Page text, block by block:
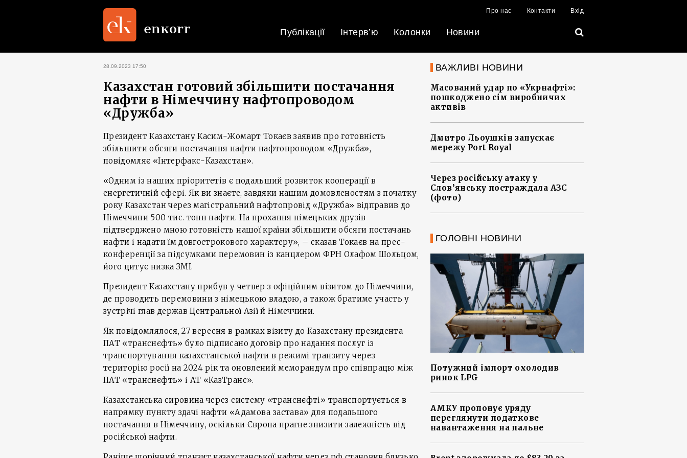
Про нас Контакти Вхід
Публікації Інтерв’ю Колонки Новини
28.09.2023 17:50
Казахстан готовий збільшити постачання
нафти в Німеччину нафтопроводом
«Дружба»
Президент Казахстану Касим-Жомарт Токаєв заявив про готовність
збільшити обсяги постачання нафти нафтопроводом «Дружба»,
повідомляє «Інтерфакс-Казахстан».
«Одним із наших пріоритетів є подальший розвиток кооперації в
енергетичній сфері. Як ви знаєте, завдяки нашим домовленостям з початку
року Казахстан через магістральний нафтопровід «Дружба» відправив до
Німеччини 500 тис. тонн нафти. На прохання німецьких друзів
підтверджено мною готовність нашої країни збільшити обсяги постачань
нафти і надати їм довгострокового характеру», – сказав Токаєв на прес-
конференції за підсумками перемовин із канцлером ФРН Олафом Шольцом,
його цитує низка ЗМІ.
Президент Казахстану прибув у четвер з офіційним візитом до Німеччини,
де проводить перемовини з німецькою владою, а також братиме участь у
зустрічі глав держав Центральної Азії й Німеччини.
Як повідомлялося, 27 вересня в рамках візиту до Казахстану президента
ПАТ «транснєфть» було підписано договір про надання послуг із
транспортування казахстанської нафти в режимі транзиту через
територію росії на 2024 рік та оновлений меморандум про співпрацю між
ПАТ «транснєфть» і АТ «КазТранс».
Казахстанська сировина через систему «транснєфті» транспортується в
напрямку пункту здачі нафти «Адамова застава» для подальшого
постачання в Німеччину, оскільки Європа прагне знизити залежність від
російської нафти.
ВАЖЛИВІ НОВИНИ
Масований удар по «Укрнафті»:
пошкоджено сім виробничих
активів
Дмитро Льоушкін запускає
мережу Port Royal
Через російську атаку у
Слов’янську постраждала АЗС
(фото)
ГОЛОВНІ НОВИНИ
Потужний імпорт охолодив
ринок LPG
АМКУ пропонує уряду
переглянути податкове
навантаження на пальне